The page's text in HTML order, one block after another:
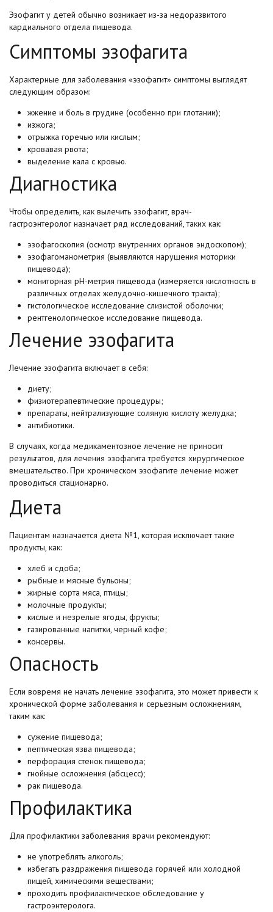
Эзофагит у детей обычно возникает из-за недоразвитого
кардиального отдела пищевода.
Симптомы эзофагита
Характерные для заболевания «эзофагит» симптомы выглядят
следующим образом:
жжение и боль в грудине (особенно при глотании);
изжога;
отрыжка горечью или кислым;
кровавая рвота;
выделение кала с кровью.
Диагностика
Чтобы определить, как вылечить эзофагит, врач-
гастроэнтеролог назначает ряд исследований, таких как:
эзофагоскопия (осмотр внутренних органов эндоскопом);
эзофагоманометрия (выявляются нарушения моторики
пищевода);
мониторная рН-метрия пищевода (измеряется кислотность в
различных отделах желудочно-кишечного тракта);
гистологическое исследование слизистой оболочки;
рентгенологическое исследование пищевода.
Лечение эзофагита
Лечение эзофагита включает в себя:
диету;
физиотерапевтические процедуры;
препараты, нейтрализующие соляную кислоту желудка;
антибиотики.
В случаях, когда медикаментозное лечение не приносит
результатов, для лечения эзофагита требуется хирургическое
вмешательство. При хроническом эзофагите лечение может
проводиться стационарно.
Диета
Пациентам назначается диета №1, которая исключает такие
продукты, как:
хлеб и сдоба;
рыбные и мясные бульоны;
жирные сорта мяса, птицы;
молочные продукты;
кислые и незрелые ягоды, фрукты;
газированные напитки, черный кофе;
консервы.
Опасность
Если вовремя не начать лечение эзофагита, это может привести к
хронической форме заболевания и серьезным осложнениям,
таким как:
сужение пищевода;
пептическая язва пищевода;
перфорация стенок пищевода;
гнойные осложнения (абсцесс);
рак пищевода.
Профилактика
Для профилактики заболевания врачи рекомендуют:
не употреблять алкоголь;
избегать раздражения пищевода горячей или холодной
пищей, химическими веществами;
проходить профилактическое обследование у
гастроэнтеролога.